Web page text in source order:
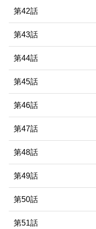
第42話
第43話
第44話
第45話
第46話
第47話
第48話
第49話
第50話
第51話